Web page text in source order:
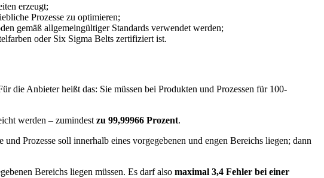
erzeugt;
Prozesse zu optimieren;
gemäß allgemeingültiger Standards verwendet werden;
oder Six Sigma Belts zertifiziert ist.
die Anbieter heißt das: Sie müssen bei Produkten und Prozessen für 100-
werden – zumindestzu 99,99966 Prozent.
Prozesse soll innerhalb eines vorgegebenen und engen Bereichs liegen; dann
Bereichs liegen müssen. Es darf also maximal 3,4 Fehler bei einer